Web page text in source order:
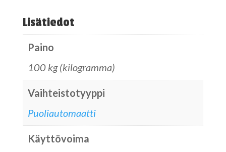
Lisätiedot
Paino
100 kg (kilogramma)
Vaihteistotyyppi
Puoliautomaatti
Käyttövoima